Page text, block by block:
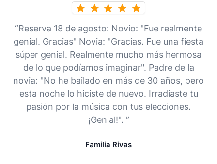
“Reserva 18 de agosto: Novio: "Fue realmente
genial. Gracias" Novia: "Gracias. Fue una fiesta
súper genial. Realmente mucho más hermosa
de lo que podíamos imaginar". Padre de la
novia: "No he bailado en más de 30 años, pero
esta noche lo hiciste de nuevo. Irradiaste tu
pasión por la música con tus elecciones.
¡Genial!". ”
Familia Rivas